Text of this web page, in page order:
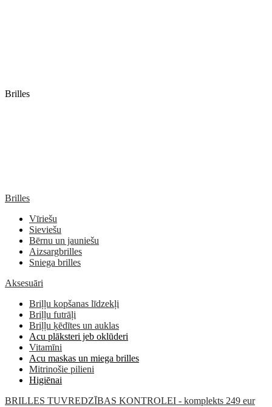
Brilles
Brilles
Vīriešu
Sieviešu
Bērnu un jauniešu
Aizsargbrilles
Sniega brilles
Aksesuāri
Briļļu kopšanas līdzekļi
Briļļu futrāļi
Briļļu ķēdītes un auklas
Acu plāksteri jeb oklūderi
Vitamīni
Acu maskas un miega brilles
Mitrinošie pilieni
Higiēnai
BRILLES TUVREDZĪBAS KONTROLEI - komplekts 249 eur